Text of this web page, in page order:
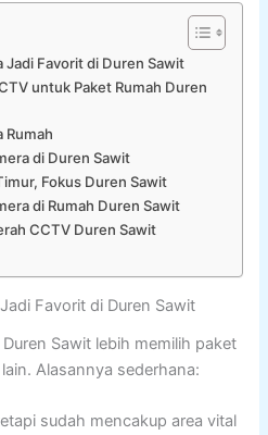
Jadi Favorit di Duren Sawit
untuk Paket Rumah Duren
Rumah
di Duren Sawit
Fokus Duren Sawit
di Rumah Duren Sawit
CCTV Duren Sawit
Favorit di Duren Sawit
Sawit lebih memilih paket
Alasannya sederhana:
sudah mencakup area vital